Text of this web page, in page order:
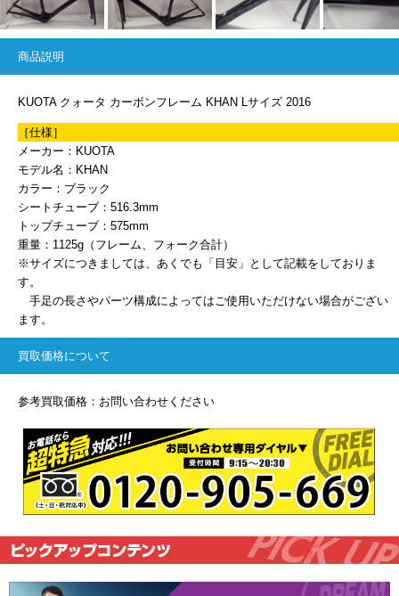
商品説明
KUOTA クォータ カーボンフレーム KHAN Lサイズ 2016
［仕様］
メーカー：KUOTA
モデル名：KHAN
カラー：ブラック
シートチューブ：516.3mm
トップチューブ：575mm
重量：1125g（フレーム、フォーク合計）
※サイズにつきましては、あくでも「目安」として記載をしておりま
す。
手足の長さやパーツ構成によってはご使用いただけない場合がござい
ます。
買取価格について
参考買取価格：お問い合わせください